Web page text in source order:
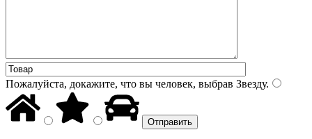
Пожалуйста, докажите, что вы человек, выбрав Звезду.